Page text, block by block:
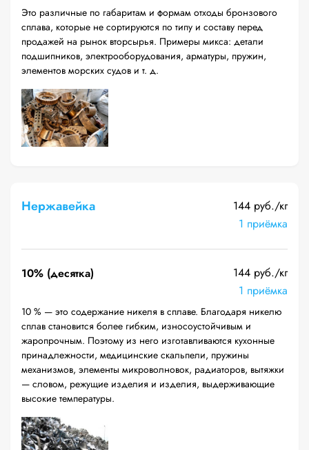
Это различные по габаритам и формам отходы бронзового
сплава, которые не сортируются по типу и составу перед
продажей на рынок вторсырья. Примеры микса: детали
подшипников, электрооборудования, арматуры, пружин,
элементов морских судов и т. д.
Нержавейка
144 руб./кг
1 приёмка
10% (десятка)
144 руб./кг
1 приёмка
10 % — это содержание никеля в сплаве. Благодаря никелю
сплав становится более гибким, износоустойчивым и
жаропрочным. Поэтому из него изготавливаются кухонные
принадлежности, медицинские скальпели, пружины
механизмов, элементы микроволновок, радиаторов, вытяжки
— словом, режущие изделия и изделия, выдерживающие
высокие температуры.